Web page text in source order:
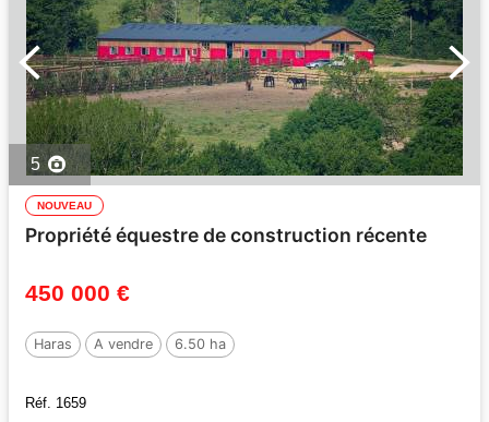
5
NOUVEAU
Propriété équestre de construction récente
450 000 €
Haras A vendre 6.50 ha
Réf. 1659